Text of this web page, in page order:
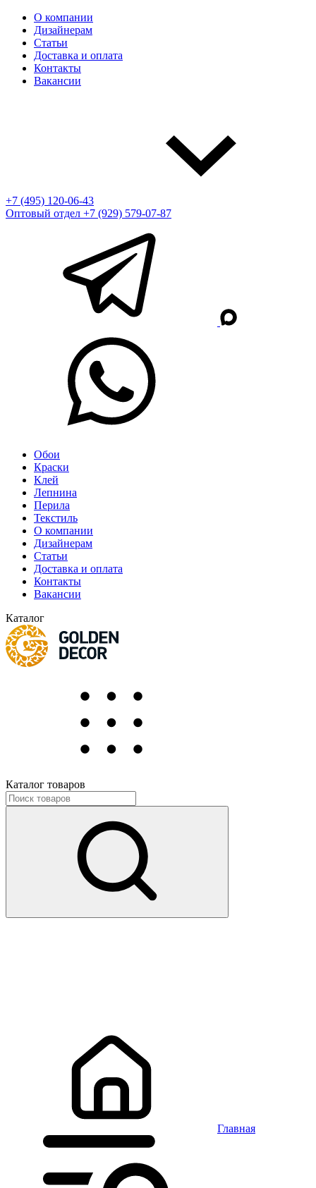
О компании
Дизайнерам
Статьи
Доставка и оплата
Контакты
Вакансии
+7 (495) 120-06-43
Оптовый отдел +7 (929) 579-07-87
Обои
Краски
Клей
Лепнина
Перила
Текстиль
О компании
Дизайнерам
Статьи
Доставка и оплата
Контакты
Вакансии
Каталог
Каталог товаров
Главная